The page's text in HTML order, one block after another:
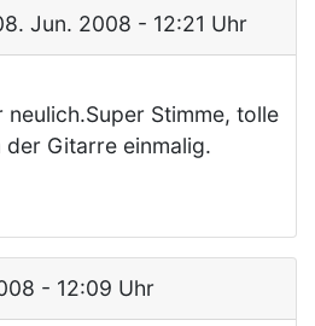
Jun. 2008 - 12:21 Uhr
Stimme, tolle
der Gitarre einmalig.
- 12:09 Uhr